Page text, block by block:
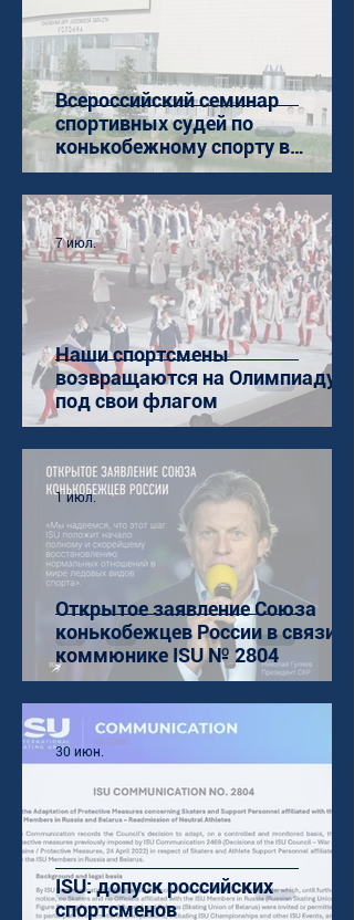
Всероссийский семинар
спортивных судей по
конькобежному спорту в
Коломне
Наши спортсмены
возвращаются на Олимпиаду
под свои флагом
7 июл.
Открытое заявление Союза
конькобежцев России в связи с
коммюнике ISU № 2804
1 июл.
ISU: допуск российских
спортсменов
30 июн.